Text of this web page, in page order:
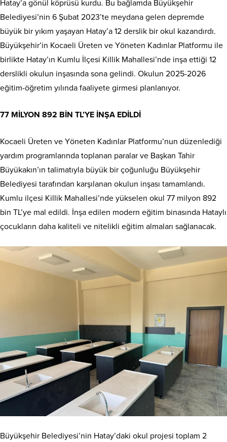
Hatay’a gönül köprüsü kurdu. Bu bağlamda Büyükşehir
Belediyesi’nin 6 Şubat 2023’te meydana gelen depremde
büyük bir yıkım yaşayan Hatay’a 12 derslik bir okul kazandırdı.
Büyükşehir’in Kocaeli Üreten ve Yöneten Kadınlar Platformu ile
birlikte Hatay’ın Kumlu İlçesi Killik Mahallesi’nde inşa ettiği 12
derslikli okulun inşasında sona gelindi. Okulun 2025-2026
eğitim-öğretim yılında faaliyete girmesi planlanıyor.
77 MİLYON 892 BİN TL’YE İNŞA EDİLDİ
Kocaeli Üreten ve Yöneten Kadınlar Platformu’nun düzenlediği
yardım programlarında toplanan paralar ve Başkan Tahir
Büyükakın’ın talimatıyla büyük bir çoğunluğu Büyükşehir
Belediyesi tarafından karşılanan okulun inşası tamamlandı.
Kumlu ilçesi Killik Mahallesi’nde yükselen okul 77 milyon 892
bin TL’ye mal edildi. İnşa edilen modern eğitim binasında Hataylı
çocukların daha kaliteli ve nitelikli eğitim almaları sağlanacak.
Büyükşehir Belediyesi’nin Hatay’daki okul projesi toplam 2